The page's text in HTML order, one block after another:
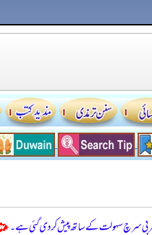
عربی سرچ سہولت کے ساتھ پیش کر دی گئی ہے۔